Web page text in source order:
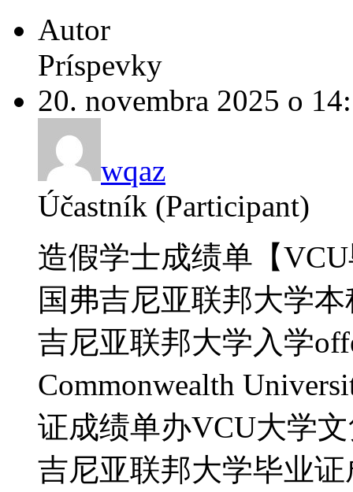
Autor
Príspevky
20. novembra 2025 o
wqaz
Účastník (Participant)
造假学士成绩单【
国弗吉尼亚联邦大学
吉尼亚联邦大学入学
Commonwealth
证成绩单办VCU大学
吉尼亚联邦大学毕业